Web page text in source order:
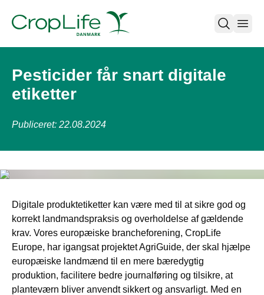
open
Pesticider får snart digitale
etiketter
Publiceret: 22.08.2024
Digitale produktetiketter kan være med til at sikre god og
korrekt landmandspraksis og overholdelse af gældende
krav. Vores europæiske brancheforening, CropLife
Europe, har igangsat projektet AgriGuide, der skal hjælpe
europæiske landmænd til en mere bæredygtig
produktion, facilitere bedre journalføring og tilsikre, at
planteværn bliver anvendt sikkert og ansvarligt. Med en